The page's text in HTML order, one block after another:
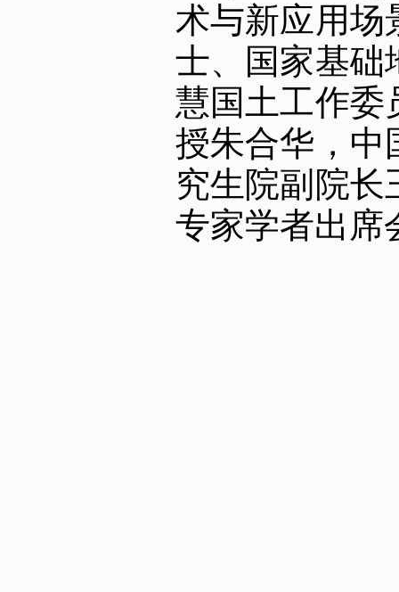
术与新应用场
士、国家基础
慧国土工作委
授朱合华，中
究生院副院
专家学者出席